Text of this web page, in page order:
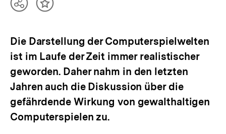
TeilenInhalt
Die Darstellung der Computerspielwelten
ist im Laufe der Zeit immer realistischer
geworden. Daher nahm in den letzten
Jahren auch die Diskussion über die
gefährdende Wirkung von gewalthaltigen
Computerspielen zu.